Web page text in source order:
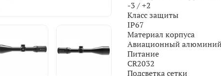
-3 / +2
Класс защиты
IP67
Материал корпуса
Авиационный алюминий
Питание
CR2032
Подсветка сетки